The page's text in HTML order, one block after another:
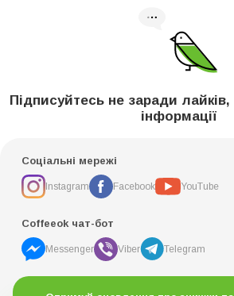
Підписуйтесь не заради
інформації
Соціальні мережі
Instagram Facebook YouTube
Coffeeok чат-бот
Messenger Viber Telegram